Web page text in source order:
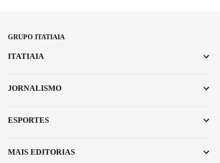
GRUPO ITATIAIA
ITATIAIA
JORNALISMO
ESPORTES
MAIS EDITORIAS